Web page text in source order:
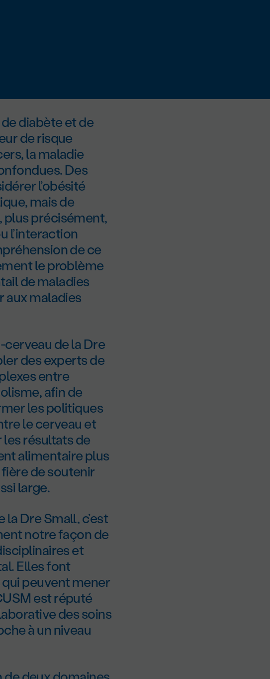
diabète et de
de risque
la maladie
Des
l’obésité
mais de
plus précisément,
l’interaction
de ce
le problème
de maladies
aux maladies
cerveau de la Dre
des experts de
entre
afin de
les politiques
le cerveau et
résultats de
alimentaire plus
de soutenir
large.
la DreSmall, c’est
notre façon de
et
Elles font
peuvent mener
est réputé
des soins
à un niveau